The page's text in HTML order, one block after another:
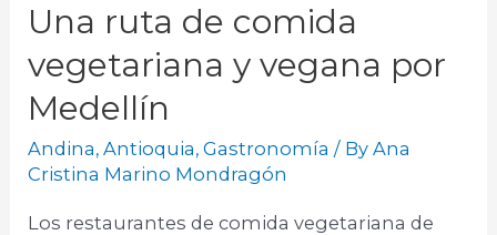
Una ruta de comida
vegetariana y vegana por
Medellín
Andina,Antioquia,Gastronomía / ByAna
Cristina Marino Mondragón
Los restaurantes de comida vegetariana de